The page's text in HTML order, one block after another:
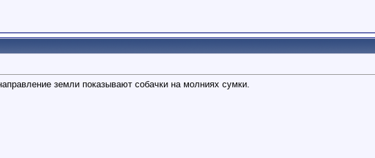
земли показывают собачки на молниях сумки.